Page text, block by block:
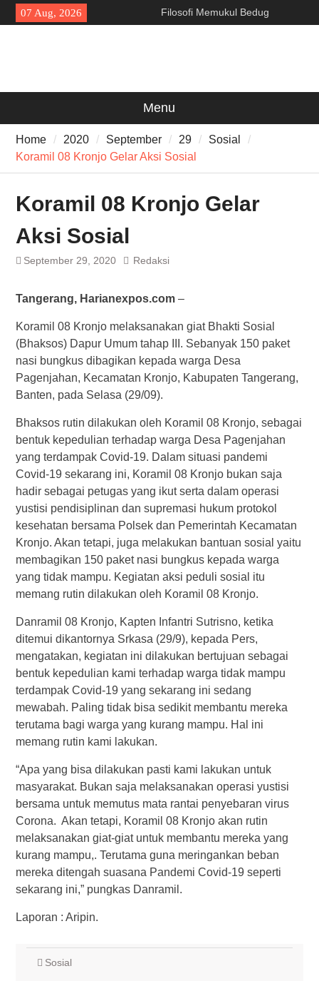
Skip
to
07 Aug, 2026
Filosofi Memukul Bedug
Sebelum Sholat Jum’at
Menu
Home 2020 September 29
Sosial
Koramil 08 Kronjo Gelar Aksi Sosial
Koramil 08 Kronjo Gelar
Aksi Sosial
September 29, 2020 Redaksi
Tangerang, Harianexpos.com–
Koramil 08 Kronjo melaksanakan giat Bhakti Sosial
(Bhaksos) Dapur Umum tahap III. Sebanyak 150 paket
nasi bungkus dibagikan kepada warga Desa
Pagenjahan, Kecamatan Kronjo, Kabupaten Tangerang,
Banten, pada Selasa (29/09).
Bhaksos rutin dilakukan oleh Koramil 08 Kronjo, sebagai
bentuk kepedulian terhadap warga Desa Pagenjahan
yang terdampak Covid-19. Dalam situasi pandemi
Covid-19 sekarang ini, Koramil 08 Kronjo bukan saja
hadir sebagai petugas yang ikut serta dalam operasi
yustisi pendisiplinan dan supremasi hukum protokol
kesehatan bersama Polsek dan Pemerintah Kecamatan
Kronjo. Akan tetapi, juga melakukan bantuan sosial yaitu
membagikan 150 paket nasi bungkus kepada warga
yang tidak mampu. Kegiatan aksi peduli sosial itu
memang rutin dilakukan oleh Koramil 08 Kronjo.
Danramil 08 Kronjo, Kapten Infantri Sutrisno, ketika
ditemui dikantornya Srkasa (29/9), kepada Pers,
mengatakan, kegiatan ini dilakukan bertujuan sebagai
bentuk kepedulian kami terhadap warga tidak mampu
terdampak Covid-19 yang sekarang ini sedang
mewabah. Paling tidak bisa sedikit membantu mereka
terutama bagi warga yang kurang mampu. Hal ini
memang rutin kami lakukan.
“Apa yang bisa dilakukan pasti kami lakukan untuk
masyarakat. Bukan saja melaksanakan operasi yustisi
bersama untuk memutus mata rantai penyebaran virus
Corona. Akan tetapi, Koramil 08 Kronjo akan rutin
melaksanakan giat-giat untuk membantu mereka yang
kurang mampu,. Terutama guna meringankan beban
mereka ditengah suasana Pandemi Covid-19 seperti
sekarang ini,” pungkas Danramil.
Laporan : Aripin.
Sosial